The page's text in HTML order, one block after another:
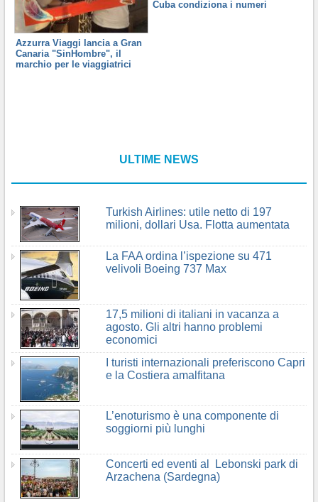
Azzurra Viaggi lancia a Gran
Canaria "SinHombre", il
marchio per le viaggiatrici
Cuba condiziona i numeri
ULTIME NEWS
Turkish Airlines: utile netto di 197
milioni, dollari Usa. Flotta aumentata
La FAA ordina l’ispezione su 471
velivoli Boeing 737 Max
17,5 milioni di italiani in vacanza a
agosto. Gli altri hanno problemi
economici
I turisti internazionali preferiscono Capri
e la Costiera amalfitana
L’enoturismo è una componente di
soggiorni più lunghi
Concerti ed eventi al Lebonski park di
Arzachena (Sardegna)